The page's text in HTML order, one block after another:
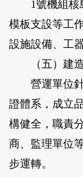
1號機組核島
模板支設等工
設施設備、工
（五）建造
營運單位針
證體系，成立
構健全，職責
商、監理單位
步運轉。